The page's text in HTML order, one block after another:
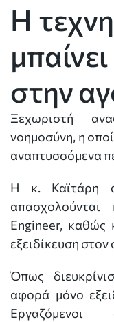
Η
στην
Ξεχωριστή
νοημοσύνη, η
αναπτυσσόμενα
Η κ. Καϊτάρη
Engineer, καθώς
εξειδίκευση
Όπως
αφορά μόνο
Εργαζόμενοι